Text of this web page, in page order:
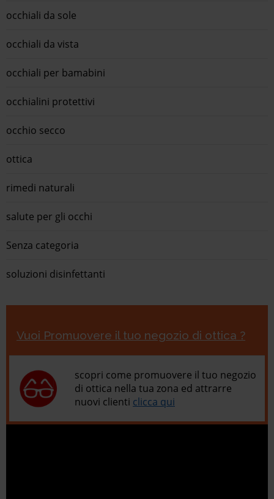
occhiali da sole
occhiali da vista
occhiali per bamabini
occhialini protettivi
occhio secco
ottica
rimedi naturali
salute per gli occhi
Senza categoria
soluzioni disinfettanti
Vuoi Promuovere il tuo negozio di ottica ?
scopri come promuovere il tuo negozio
di ottica nella tua zona ed attrarre
nuovi clienti clicca qui